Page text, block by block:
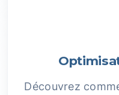
Découvrez